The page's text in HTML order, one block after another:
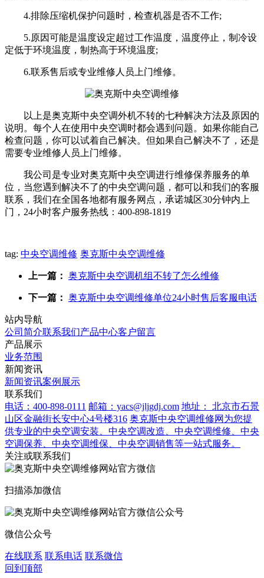
4.排除压缩机保护问题时，检查机器是否不工作;
5.原因可能是温度设定超过工作温度，温度停止，制冷设
定低于环境温度，制热高于环境温度;
6.联系售后或专业维修人员上门维修。
以上是奥克斯中央空调外机不转的七种解决方法及原因的
说明。每个人在使用中央空调时都会遇到问题。如果你能自己
检查问题，你可以试着自己解决。但如果自己解决不了，还是
需要专业维修人员上门维修。
我公司是专业对奥克斯中央空调进行维修保养服务的单
位，当您遇到解决不了的中央空调问题，都可以和我们的客服
联系，我们在全国各地都有服务网点，承诺城区30分钟内上
门，24小时客户服务热线：400-898-1819
tag: 中央空调维修 奥克斯中央空调维修
上一篇： 奥克斯中央空调机组不转了怎么维修
下一篇： 奥克斯中央空调维修单位24小时售后客服电话
站内导航
公司简介联系我们产品中心客户留言
产品展示
业务范围
新闻资讯
新闻资讯案例展示
联系我们
电话：400-898-0111 邮箱：yacs@jljgdj.com 地址： 北京市石景
山区金融街长安中心4号楼316 奥克斯中央空调维修网为您提
供专业的中央空调安装、中央空调改造、中央空调维修、中央
空调保养、中央空调维保、中央空调销售等一站式服务。
关注或联系我们
扫描添加微信
微信公众号
在线联系 联系电话 联系微信
回到顶部